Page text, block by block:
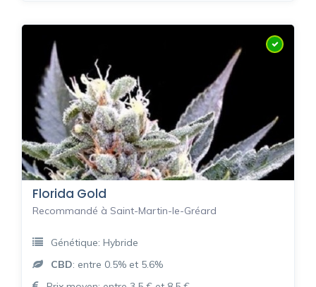
Florida Gold
Recommandé à Saint-Martin-le-Gréard
Génétique: Hybride
CBD: entre 0.5% et 5.6%